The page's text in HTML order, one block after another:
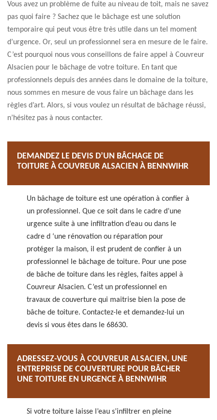
Vous avez un problème de fuite au niveau de toit, mais ne savez
pas quoi faire ? Sachez que le bâchage est une solution
temporaire qui peut vous être très utile dans un tel moment
d’urgence. Or, seul un professionnel sera en mesure de le faire.
C’est pourquoi nous vous conseillons de faire appel à Couvreur
Alsacien pour le bâchage de votre toiture. En tant que
professionnels depuis des années dans le domaine de la toiture,
nous sommes en mesure de vous faire un bâchage dans les
règles d’art. Alors, si vous voulez un résultat de bâchage réussi,
n’hésitez pas à nous contacter.
DEMANDEZ LE DEVIS D’UN BÂCHAGE DE
TOITURE À COUVREUR ALSACIEN À BENNWIHR
Un bâchage de toiture est une opération à confier à
un professionnel. Que ce soit dans le cadre d’une
urgence suite à une infiltration d’eau ou dans le
cadre d ‘une rénovation ou réparation pour
protéger la maison, il est prudent de confier à un
professionnel le bâchage de toiture. Pour une pose
de bâche de toiture dans les règles, faites appel à
Couvreur Alsacien. C’est un professionnel en
travaux de couverture qui maitrise bien la pose de
bâche de toiture. Contactez-le et demandez-lui un
devis si vous êtes dans le 68630.
ADRESSEZ-VOUS À COUVREUR ALSACIEN, UNE
ENTREPRISE DE COUVERTURE POUR BÂCHER
UNE TOITURE EN URGENCE À BENNWIHR
Si votre toiture laisse l’eau s’infiltrer en pleine